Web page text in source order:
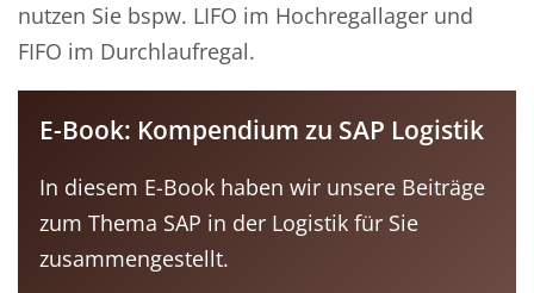
nutzen Sie bspw. LIFO im Hochregallager und
FIFO im Durchlaufregal.
E-Book: Kompendium zu SAP Logistik
In diesem E-Book haben wir unsere Beiträge
zum Thema SAP in der Logistik für Sie
zusammengestellt.